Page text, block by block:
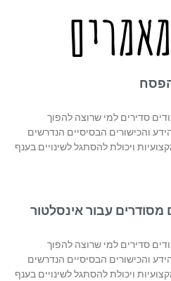
סדירים למי שרוצה להפוך
והכישורים הבסיסיים הנדרשים
ויכולת להסתגל לשינויים בענף
עבור אינסלטור
סדירים למי שרוצה להפוך
והכישורים הבסיסיים הנדרשים
ויכולת להסתגל לשינויים בענף